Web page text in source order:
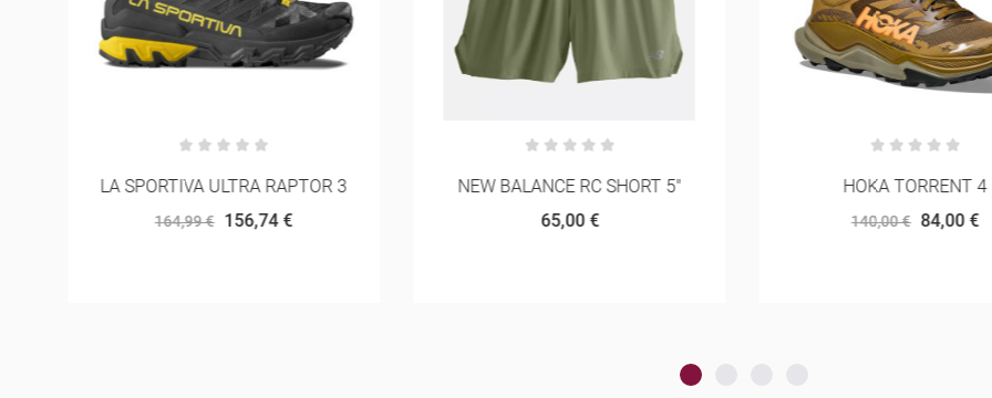
NEW BALANCE RC SHORT 5"
65,00 €
HOKA TORRENT 4
140,00 € 84,00 €
NEW BALANCE FRESH
HIERRO V9 MULHER